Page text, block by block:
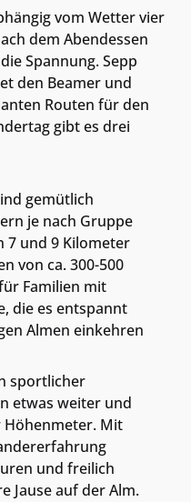
vom Wetter vier
dem Abendessen
Spannung. Sepp
den Beamer und
Routen für den
gibt es drei
gemütlich
je nach Gruppe
7 und 9 Kilometer
von ca. 300-500
Familien mit
die es entspannt
Almen einkehren
sportlicher
etwas weiter und
Mit
und freilich
Jause auf der Alm.